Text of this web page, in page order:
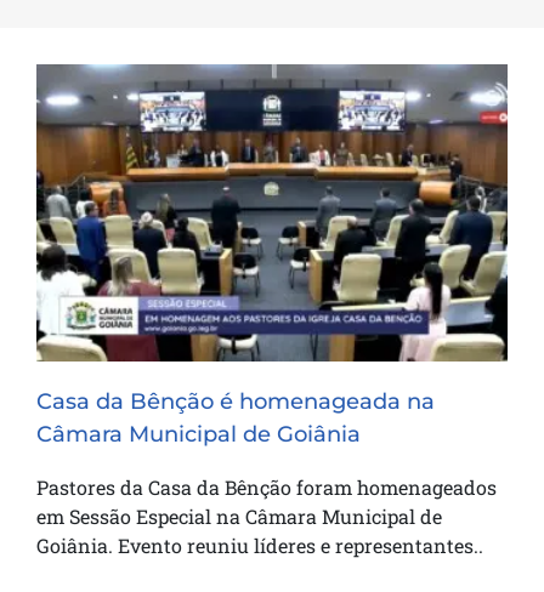
Casa da Bênção é homenageada na
Câmara Municipal de Goiânia
Casa da Bênção é homenageada na
Câmara Municipal de Goiânia
Pastores da Casa da Bênção foram homenageados
em Sessão Especial na Câmara Municipal de
Goiânia. Evento reuniu líderes e representantes..